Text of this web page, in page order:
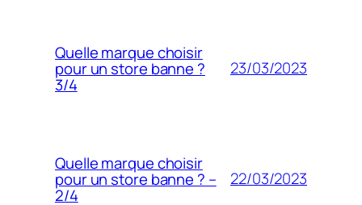
Quelle marque choisir
pour un store banne ?
3/4
23/03/2023
Quelle marque choisir
pour un store banne ? –
2/4
22/03/2023